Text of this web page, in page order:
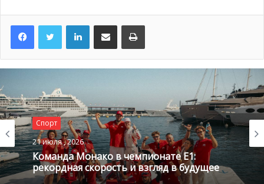
Монако: Субашич — Раджи, Глик, Жемерсон, Сидибе —
Фабиньо, Бакайоко — Лемар, Моутиньо, Силва —
Запасные: Де Санктис, Ндорам, Диалло, Туре, Бошилья,
Каррильо, Мбаппе
Байер: Лено — Бендер, Та, Топрак, Хенрикс — Брандт,
Арангис, Кампль, Чалханоглу — Фолланд, Чичарито
Запасные: Озкан, Драгович, Венделл, Крузе,
Баумгатлингер, Мехмеди, Кисслинг
Матч на стадионе Луи II начался в 20:45 по местному
времени. Монако, который выиграл восемь из последних
LinkedInПоделиться по электронной почте Распечатать
Спорт
21 июля , 2026
Команда Монако в чемпионате E1:
рекордная скорость и взгляд в будущее